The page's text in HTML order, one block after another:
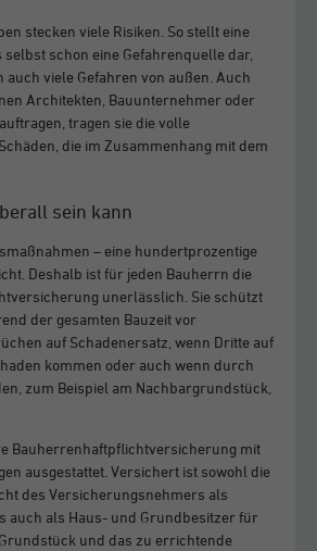
stecken viele Risiken. So stellt eine
schon eine Gefahrenquelle dar,
viele Gefahren von außen. Auch
Architekten, Bauunternehmer oder
tragen sie die volle
die im Zusammenhang mit dem
sein kann
– eine hundertprozentige
Deshalb ist für jeden Bauherrn die
unerlässlich. Sie schützt
der gesamten Bauzeit vor
auf Schadenersatz, wenn Dritte auf
kommen oder auch wenn durch
zum Beispiel am Nachbargrundstück,
Bauherrenhaftpflichtversicherung mit
ausgestattet. Versichert ist sowohl die
des Versicherungsnehmers als
auch als Haus- und Grundbesitzer für
und das zu errichtende